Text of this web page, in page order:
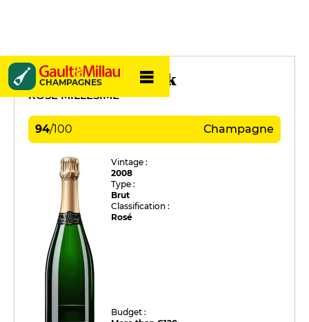
CHAMPAGNES
Charles Heidsieck
ROSÉ MILLÉSIMÉ
94/100 Champagne
Vintage :
2008
Type :
Brut
Classification :
Rosé
Budget :